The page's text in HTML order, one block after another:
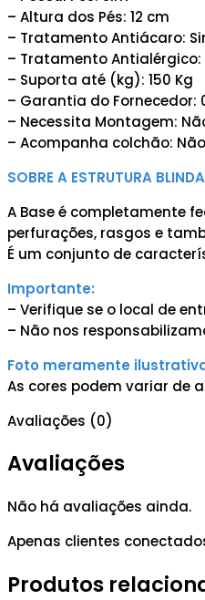
– Altura dos Pés: 12 cm
– Tratamento Antiácaro:
– Tratamento Antialérgico:
– Suporta até (kg): 150 Kg
– Garantia do Fornecedor:
– Necessita Montagem:
– Acompanha colchão: Não
SOBRE A ESTRUTURA
A Base é completamente
perfurações, rasgos e
É um conjunto de
Importante:
– Verifique se o local de
– Não nos
Foto meramente
As cores podem variar de
Avaliações (0)
Avaliações
Não há avaliações ainda.
Apenas clientes
Produtos